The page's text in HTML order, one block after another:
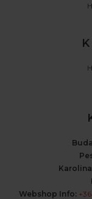
Webshop Info: